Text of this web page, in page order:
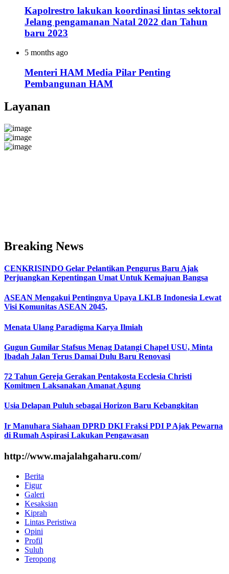
Kapolrestro lakukan koordinasi lintas sektoral
Jelang pengamanan Natal 2022 dan Tahun
baru 2023
5 months ago
Menteri HAM Media Pilar Penting
Pembangunan HAM
Layanan
Breaking News
CENKRISINDO Gelar Pelantikan Pengurus Baru Ajak
Perjuangkan Kepentingan Umat Untuk Kemajuan Bangsa
ASEAN Mengakui Pentingnya Upaya LKLB Indonesia Lewat
Visi Komunitas ASEAN 2045,
Menata Ulang Paradigma Karya Ilmiah
Gugun Gumilar Stafsus Menag Datangi Chapel USU, Minta
Ibadah Jalan Terus Damai Dulu Baru Renovasi
72 Tahun Gereja Gerakan Pentakosta Ecclesia Christi
Komitmen Laksanakan Amanat Agung
Usia Delapan Puluh sebagai Horizon Baru Kebangkitan
Ir Manuhara Siahaan DPRD DKI Fraksi PDI P Ajak Pewarna
di Rumah Aspirasi Lakukan Pengawasan
http://www.majalahgaharu.com/
Berita
Figur
Galeri
Kesaksian
Kiprah
Lintas Peristiwa
Opini
Profil
Suluh
Teropong